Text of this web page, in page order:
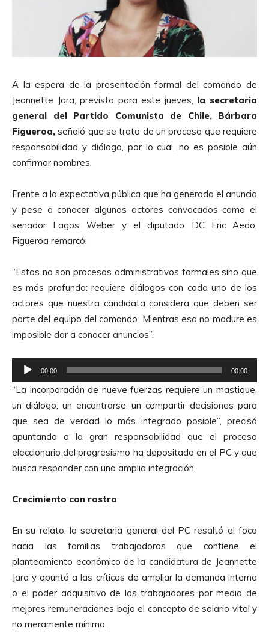
A la espera de la presentación formal del comando de
Jeannette Jara, previsto para este jueves, la secretaria
general del Partido Comunista de Chile, Bárbara
Figueroa, señaló que se trata de un proceso que requiere
responsabilidad y diálogo, por lo cual, no es posible aún
confirmar nombres.
Frente a la expectativa pública que ha generado el anuncio
y pese a conocer algunos actores convocados como el
senador Lagos Weber y el diputado DC Eric Aedo,
Figueroa remarcó:
“Estos no son procesos administrativos formales sino que
es más profundo: requiere diálogos con cada uno de los
actores que nuestra candidata considera que deben ser
parte del equipo del comando. Mientras eso no madure es
imposible dar a conocer anuncios”.
e
p
r
o
d
u
c
o
d
e
A
u
d
i
o
00:00 00:00
“La incorporación de nueve fuerzas requiere un mastique,
un diálogo, un encontrarse, un compartir decisiones para
que sea de verdad lo más integrado posible”, precisó
apuntando a la gran responsabilidad que el proceso
eleccionario del progresismo ha depositado en el PC y que
busca responder con una amplia integración.
Crecimiento con rostro
En su relato, la secretaria general del PC resaltó el foco
hacia las familias trabajadoras que contiene el
planteamiento económico de la candidatura de Jeannette
Jara y apuntó a las críticas de ampliar la demanda interna
o el poder adquisitivo de los trabajadores por medio de
mejores remuneraciones bajo el concepto de salario vital y
no meramente mínimo.